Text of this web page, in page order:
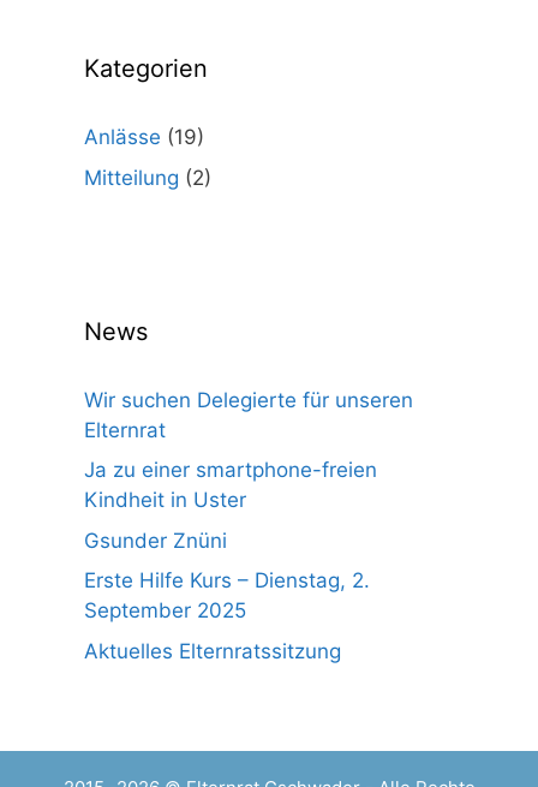
Kategorien
Anlässe (19)
Mitteilung (2)
News
Wir suchen Delegierte für unseren
Elternrat
Ja zu einer smartphone-freien
Kindheit in Uster
Gsunder Znüni
Erste Hilfe Kurs – Dienstag, 2.
September 2025
Aktuelles Elternratssitzung